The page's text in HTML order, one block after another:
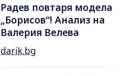
Радев повтаря модела
„Борисов“! Анализ на
Валерия Велева
darik.bg